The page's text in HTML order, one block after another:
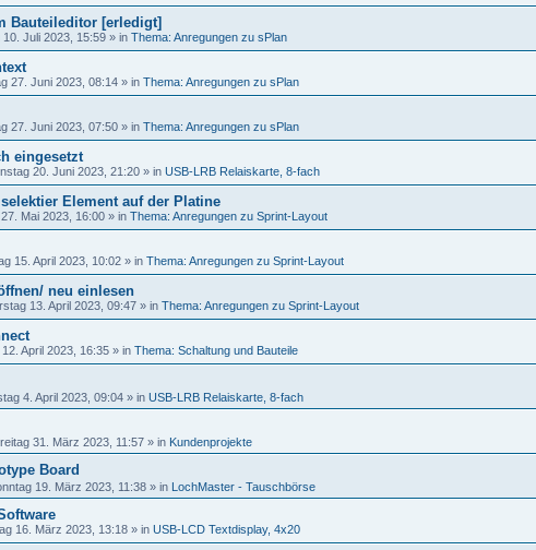
Bauteileditor [erledigt]
10. Juli 2023, 15:59 » in Thema: Anregungen zu sPlan
27. Juni 2023, 08:14 » in Thema: Anregungen zu sPlan
27. Juni 2023, 07:50 » in Thema: Anregungen zu sPlan
eingesetzt
20. Juni 2023, 21:20 » in USB-LRB Relaiskarte, 8-fach
Element auf der Platine
Mai 2023, 16:00 » in Thema: Anregungen zu Sprint-Layout
15. April 2023, 10:02 » in Thema: Anregungen zu Sprint-Layout
neu einlesen
13. April 2023, 09:47 » in Thema: Anregungen zu Sprint-Layout
April 2023, 16:35 » in Thema: Schaltung und Bauteile
4. April 2023, 09:04 » in USB-LRB Relaiskarte, 8-fach
31. März 2023, 11:57 » in Kundenprojekte
Board
19. März 2023, 11:38 » in LochMaster - Tauschbörse
16. März 2023, 13:18 » in USB-LCD Textdisplay, 4x20